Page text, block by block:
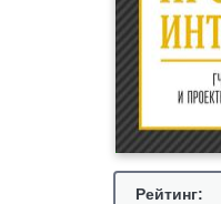
Рейтинг: